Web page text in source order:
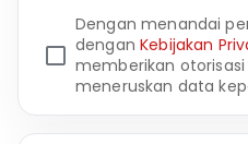
Dengan menandai
denganKebijakan
memberikan
meneruskan data